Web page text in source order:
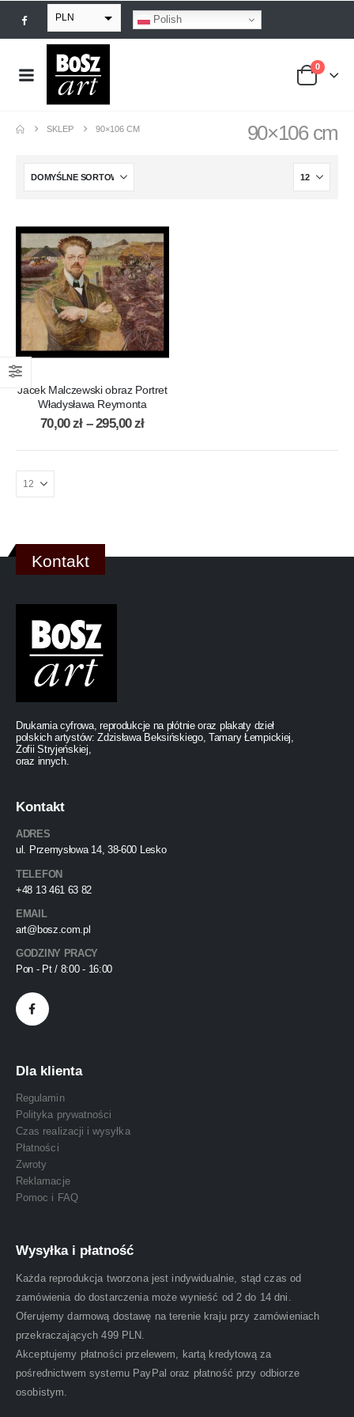
PLN
EUR
USD
Polish
0
90×106 cm
SKLEP 90×106 CM
Jacek Malczewski obraz Portret
Władysława Reymonta
70,00zł – 295,00zł
Kontakt
Drukarnia cyfrowa, reprodukcje na płótnie oraz plakaty dzieł
polskich artystów: Zdzisława Beksińskiego, Tamary Łempickiej,
Zofii Stryjeńskiej,
oraz innych.
Kontakt
ADRES
ul. Przemysłowa 14, 38-600 Lesko
TELEFON
+48 13 461 63 82
EMAIL
art@bosz.com.pl
GODZINY PRACY
Pon - Pt / 8:00 - 16:00
Dla klienta
Regulamin
Polityka prywatności
Czas realizacji i wysyłka
Płatności
Zwroty
Reklamacje
Pomoc i FAQ
Wysyłka i płatność
Każda reprodukcja tworzona jest indywidualnie, stąd czas od
zamówienia do dostarczenia może wynieść od 2 do 14 dni.
Oferujemy darmową dostawę na terenie kraju przy zamówieniach
przekraczających 499 PLN.
Akceptujemy płatności przelewem, kartą kredytową za
pośrednictwem systemu PayPal oraz płatność przy odbiorze
osobistym.